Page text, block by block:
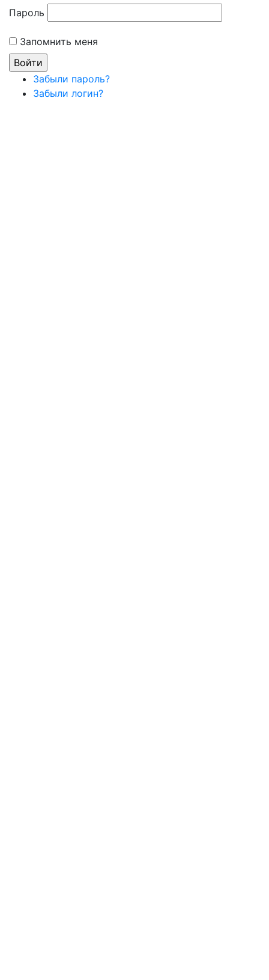
Пароль
Запомнить меня
Забыли пароль?
Забыли логин?